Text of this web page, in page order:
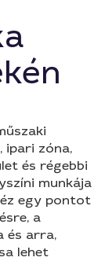
ipari zóna,
és régebbi
munkája
egy pontot
a
és arra,
lehet